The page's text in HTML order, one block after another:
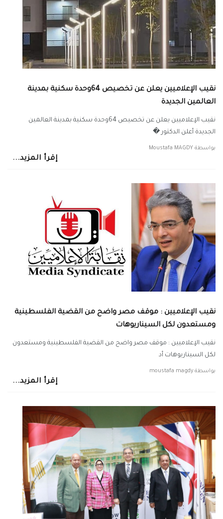
نقيب الإعلاميين يعلن عن تخصيص 64وحدة سكنية بمدينة
العالمين الجديدة
نقيب الإعلاميين يعلن عن تخصيص 64وحدة سكنية بمدينة العالمين
الجديدة أعلن الدكتور �
بواسطة Moustafa MAGDY
إقرأ المزيد...
نقيب الإعلاميين : موقف مصر واضح من القضية الفلسطينية
ومستعدون لكل السيناريوهات
نقيب الإعلاميين : موقف مصر واضح من القضية الفلسطينية ومستعدون
لكل السيناريوهات أد
بواسطة moustafa magdy
إقرأ المزيد...